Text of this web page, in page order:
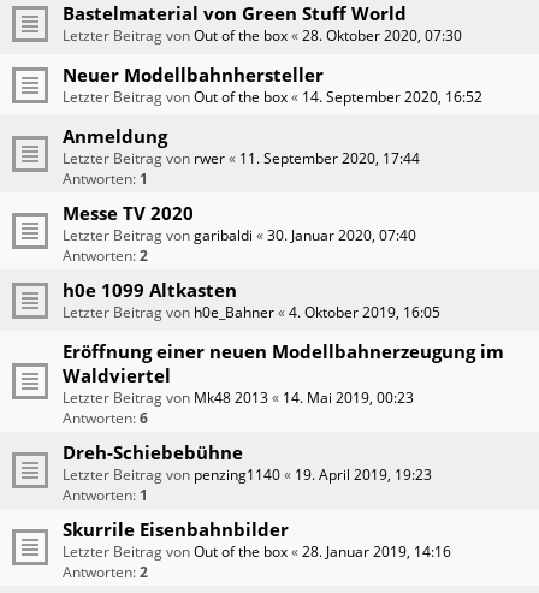
Bastelmaterial von Green Stuff World
Letzter Beitrag vonOut of the box«28. Oktober 2020, 07:30
Neuer Modellbahnhersteller
Letzter Beitrag vonOut of the box« 14. September 2020, 16:52
Anmeldung
Letzter Beitrag von rwer« 11. September 2020, 17:44
Antworten: 1
Messe TV 2020
Letzter Beitrag vongaribaldi «30. Januar 2020, 07:40
Antworten:2
h0e 1099 Altkasten
Letzter Beitrag von h0e_Bahner«4. Oktober 2019, 16:05
Eröffnung einer neuen Modellbahnerzeugung im
Waldviertel
Letzter Beitrag von Mk48 2013« 14. Mai 2019, 00:23
Antworten:6
Dreh-Schiebebühne
Letzter Beitrag von penzing1140« 19. April 2019, 19:23
Antworten: 1
Skurrile Eisenbahnbilder
Letzter Beitrag vonOut of the box«28. Januar 2019, 14:16
Antworten:2